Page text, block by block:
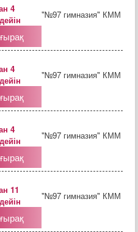
4
"№97 гимназия" КММ
4
"№97 гимназия" КММ
4
"№97 гимназия" КММ
11
"№97 гимназия" КММ